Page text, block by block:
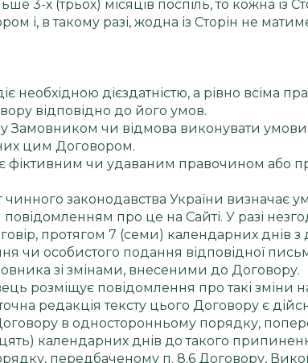
3-х (трьох) місяців поспіль, то кожна із
і, в такому разі, жодна із Сторін не
необхідною дієздатністю, а рівно всіма
відповідно до його умов.
Замовником чи відмова виконувати
цим Договором.
фіктивним чи удаваним правочином або
законодавства України визначає
про це на Сайті. У разі
протягом 7 (семи) календарних днів з
чи особистого подання відповідної
зі змінами, внесеними до Договору.
розміщує повідомлення про такі зміни
редакція тексту цього Договору є
в односторонньому порядку,
календарних днів до такого
передбаченому п. 8.6 Договору,